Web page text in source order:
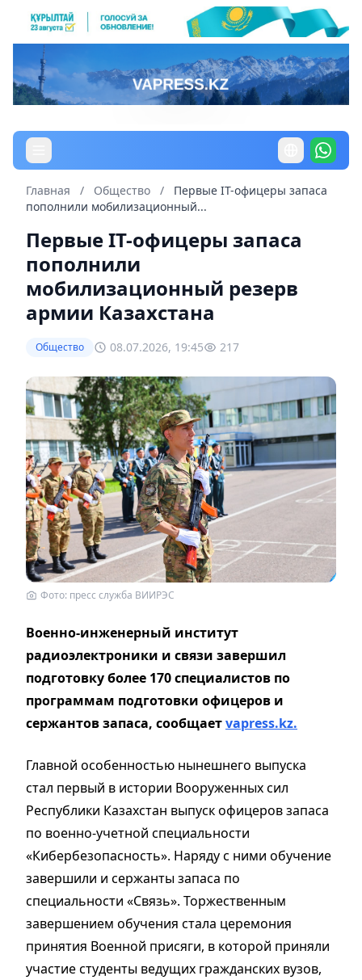
Главная / Общество /
Первые IT-офицеры запаса
пополнили мобилизационный...
Первые IT-офицеры запаса
пополнили
мобилизационный резерв
армии Казахстана
Общество 08.07.2026, 19:45 217
Фото: пресс служба ВИИРЭС
Военно-инженерный институт
радиоэлектроники и связи завершил
подготовку более 170 специалистов по
программам подготовки офицеров и
сержантов запаса, сообщаетvapress.kz.
Главной особенностью нынешнего выпуска
стал первый в истории Вооруженных сил
Республики Казахстан выпуск офицеров запаса
по военно-учетной специальности
«Кибербезопасность». Наряду с ними обучение
завершили и сержанты запаса по
специальности «Связь». Торжественным
завершением обучения стала церемония
принятия Военной присяги, в которой приняли
участие студенты ведущих гражданских вузов,